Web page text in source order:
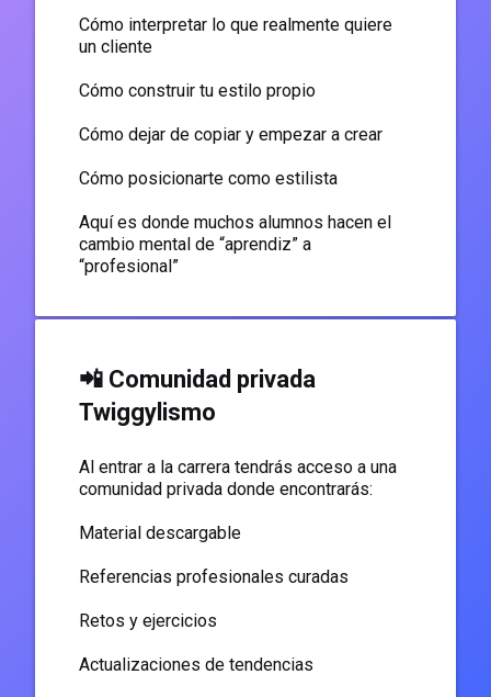
Cómo interpretar lo que realmente quiere
un cliente
Cómo construir tu estilo propio
Cómo dejar de copiar y empezar a crear
Cómo posicionarte como estilista
Aquí es donde muchos alumnos hacen el
cambio mental de “aprendiz” a
“profesional”
📲 Comunidad privada
Twiggylismo
Al entrar a la carrera tendrás acceso a una
comunidad privada donde encontrarás:
Material descargable
Referencias profesionales curadas
Retos y ejercicios
Actualizaciones de tendencias